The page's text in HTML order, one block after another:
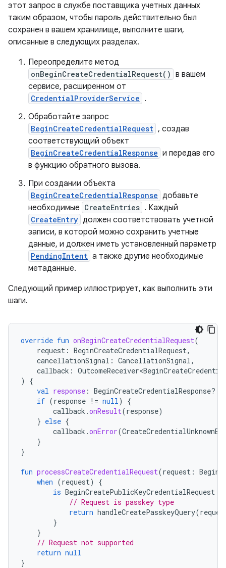
этот запрос в службе поставщика учетных данных
таким образом, чтобы пароль действительно был
сохранен в вашем хранилище, выполните шаги,
описанные в следующих разделах.
Переопределите метод
onBeginCreateCredentialRequest() в вашем
сервисе, расширенном от
CredentialProviderService .
Обработайте запрос
BeginCreateCredentialRequest , создав
соответствующий объект
BeginCreateCredentialResponse и передав его
в функцию обратного вызова.
При создании объекта
BeginCreateCredentialResponse добавьте
необходимые CreateEntries . Каждый
CreateEntry должен соответствовать учетной
записи, в которой можно сохранить учетные
данные, и должен иметь установленный параметр
PendingIntent а также другие необходимые
метаданные.
Следующий пример иллюстрирует, как выполнить эти
шаги.
override fun onBeginCreateCredentialRequest(
request : BeginCreateCredentialRequest,
cancellationSignal : CancellationSignal,
callback :
)
{
val response : BeginCreateCredentialResponse?
if (response != null)
{
callback .onResult(response)
} else {
callback .onError(
}
}
fun processCreateCredentialRequest(request :
when (request)
{
is BeginCreatePublicKeyCredentialRequest
// Request is passkey type
return handleCreatePasskeyQuery(
}
}
// Request not supported
return null
}